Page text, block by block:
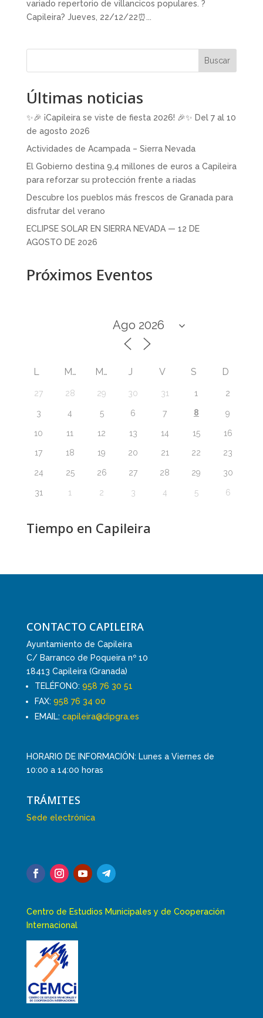
variado repertorio de villancicos populares. ?
Capileira? Jueves, 22/12/22⏰...
Buscar
Últimas noticias
✨🎉 ¡Capileira se viste de fiesta 2026! 🎉✨ Del 7 al 10
de agosto 2026
Actividades de Acampada – Sierra Nevada
El Gobierno destina 9,4 millones de euros a Capileira
para reforzar su protección frente a riadas
Descubre los pueblos más frescos de Granada para
disfrutar del verano
ECLIPSE SOLAR EN SIERRA NEVADA — 12 DE
AGOSTO DE 2026
Próximos Eventos
L M M J V S D
27 28 29 30 31 1 2
3 4 5 6 7 8 9
10 11 12 13 14 15 16
17 18 19 20 21 22 23
24 25 26 27 28 29 30
31 1 2 3 4 5 6
Tiempo en Capileira
CONTACTO CAPILEIRA
Ayuntamiento de Capileira
C/ Barranco de Poqueira nº 10
18413 Capileira (Granada)
TELÉFONO: 958 76 30 51
FAX: 958 76 34 00
EMAIL: capileira@dipgra.es
HORARIO DE INFORMACIÓN: Lunes a Viernes de
10:00 a 14:00 horas
TRÁMITES
Sede electrónica
Centro de Estudios Municipales y de Cooperación
Internacional